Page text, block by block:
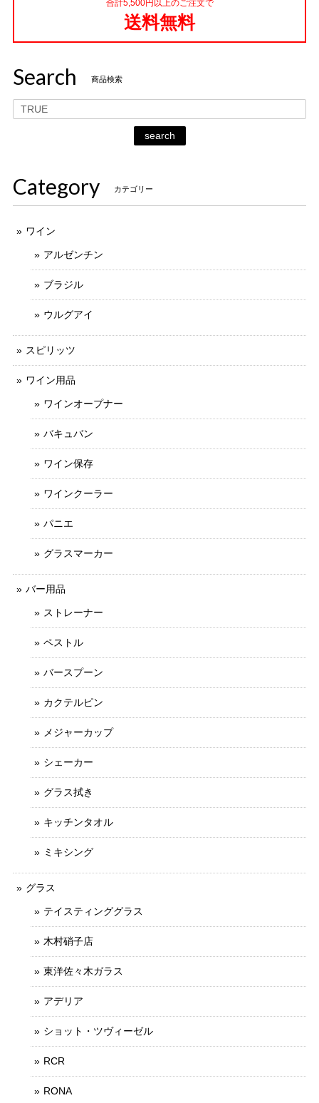
合計5,500円以上のご注文で
送料無料
Search 商品検索
search
Category カテゴリー
ワイン
アルゼンチン
ブラジル
ウルグアイ
スピリッツ
ワイン用品
ワインオープナー
バキュバン
ワイン保存
ワインクーラー
パニエ
グラスマーカー
バー用品
ストレーナー
ペストル
バースプーン
カクテルピン
メジャーカップ
シェーカー
グラス拭き
キッチンタオル
ミキシング
グラス
テイスティンググラス
木村硝子店
東洋佐々木ガラス
アデリア
ショット・ツヴィーゼル
RCR
RONA